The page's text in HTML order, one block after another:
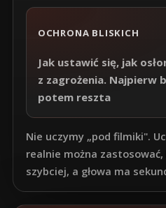
OCHRONA BLISKICH
Jak ustawić się, jak
z zagrożenia. Najpierw
potem reszta
Nie uczymy „pod filmiki".
realnie można
szybciej, a głowa ma